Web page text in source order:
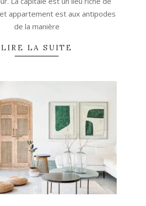
appartement est aux antipodes
de la manière
LIRE LA SUITE